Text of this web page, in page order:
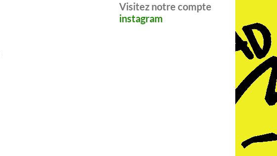
Visitez notre compte
instagram